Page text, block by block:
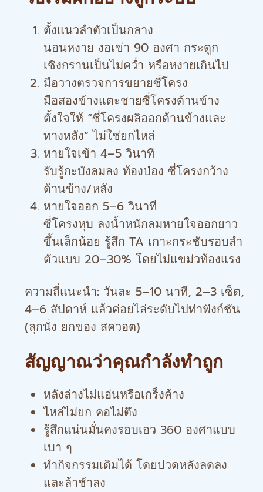
ตั้งแนวลำตัวเป็นกลาง
นอนหงาย งอเข่า 90 องศา กระดูก
เชิงกรานเป็นไม่คว่ำ หรือหงายเกินไป
มือวางตรวจการขยายซี่โครง
มือสองข้างแตะชายซี่โครงด้านข้าง
ตั้งใจให้ “ซี่โครงผลิออกด้านข้างและ
ทางหลัง” ไม่ใช่ยกไหล่
หายใจเข้า 4–5 วินาที
รับรู้กะบังลมลง ท้องป่อง ซี่โครงกว้าง
ด้านข้าง/หลัง
หายใจออก 5–6 วินาที
ซี่โครงหุบ ลงน้ำหนักลมหายใจออกยาว
ขึ้นเล็กน้อย รู้สึก TA เกาะกระชับรอบลำ
ตัวแบบ 20–30% โดยไม่แขม่วท้องแรง
ความถี่แนะนำ: วันละ 5–10 นาที, 2–3 เซ็ต,
4–6 สัปดาห์ แล้วค่อยไล่ระดับไปท่าฟังก์ชัน
(ลุกนั่ง ยกของ สควอต)
สัญญาณว่าคุณกำลังทำถูก
หลังล่างไม่แอ่นหรือเกร็งค้าง
ไหล่ไม่ยก คอไม่ตึง
รู้สึกแน่นมั่นคงรอบเอว 360 องศาแบบ
เบา ๆ
ทำกิจกรรมเดิมได้ โดยปวดหลังลดลง
และล้าช้าลง